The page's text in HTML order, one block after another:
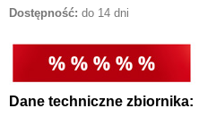
Dostępność: do 14 dni
Dane techniczne zbiornika: